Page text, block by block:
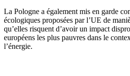
La Pologne a également mis en garde
écologiques proposées par l’UE de
qu’elles risquent d’avoir un impact
européens les plus pauvres dans le
l’énergie.